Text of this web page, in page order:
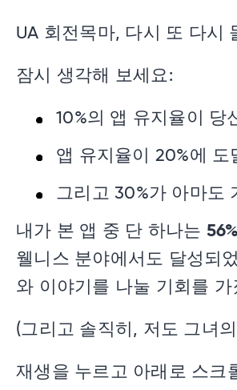
UA 회전목마, 다시 또 다시
잠시 생각해 보세요:
10%의 앱 유지율이 당
앱 유지율이 20%에
그리고 30%가 아마도
내가 본 앱 중 단 하나는
웰니스 분야에서도 달성되
와 이야기를 나눌 기회를 가
(그리고 솔직히, 저도 그녀
재생을 누르고 아래로 스크